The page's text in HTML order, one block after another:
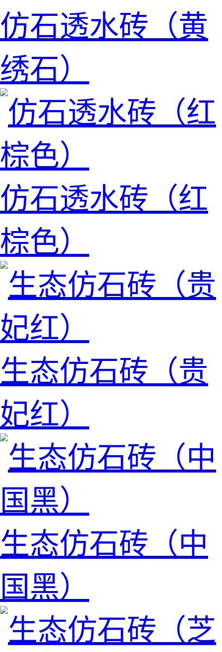
仿石透水砖（黄
绣石）
仿石透水砖（红
棕色）
生态仿石砖（贵
妃红）
生态仿石砖（中
国黑）